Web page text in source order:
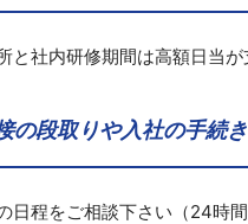
と社内研修期間は高額日当が
の段取りや入社の手続
日程をご相談下さい（24時間